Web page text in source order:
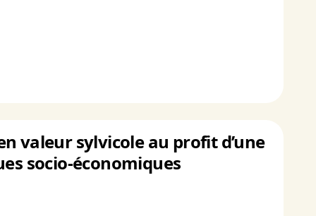
valeur sylvicole au profit d’une
socio-économiques